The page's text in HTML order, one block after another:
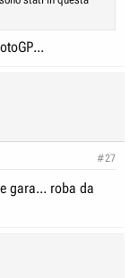
#27
gara... roba da